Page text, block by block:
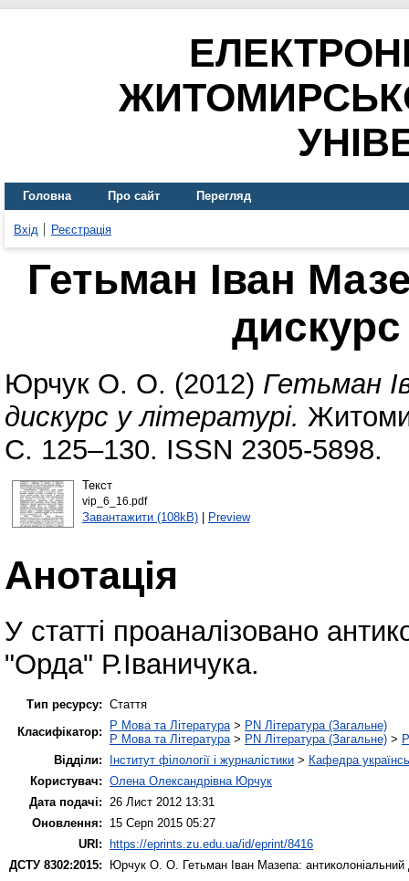
Головна Про сайт Перегляд
Вхід Реєстрація
Гетьман Іван
дискурс
Юрчук О. О. (2012) Гетьман
дискурс у літературі.
С. 125–130. ISSN 2305-5898.
Текст
vip_6_16.pdf
Завантажити (108kB)| Preview
Анотація
У статті проаналізовано
"Орда" Р.Іваничука.
Тип ресурсу: Стаття
Класифікатор:
P Мова та Література > PN Література (Загальне)
P Мова та Література > PN Література (Загальне) >
Відділи:
Інститут філології і журналістики > Кафедра
Користувач: Олена Олександрівна Юрчук
Дата подачі:
26 Лист 2012 13:31
Оновлення:
15 Серп 2015 05:27
URI: https://eprints.zu.edu.ua/id/eprint/8416
ДСТУ 8302:2015:
Юрчук О. О. Гетьман Іван Мазепа: антиколоніальний